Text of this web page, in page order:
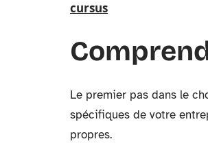
cursus
Le premier pas dans le
spécifiques de votre
propres.